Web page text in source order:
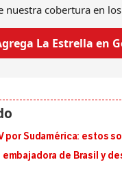
nuestra cobertura en
La Estrella en
por Sudamérica: estos
de Brasil y